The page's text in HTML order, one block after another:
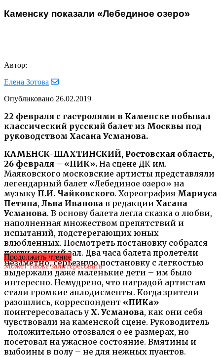
Каменску показали «Лебединое озеро»
Автор:
Елена Зотова
Опубликовано 26.02.2019
22 февраля с гастролями в Каменске побывал
классический русский балет из Москвы под
руководством Хасана Усманова.
КАМЕНСК-ШАХТИНСКИЙ, Ростовская область,
26 февраля – «ПИК». На сцене ДК им.
Маяковского московские артисты представляли
легендарный балет «Лебединое озеро» на
музыку П.И. Чайковского. Хореография Мариуса
Петипа, Льва Иванова в редакции Хасана
Усманова. В основу балета легла сказка о любви,
наполненная множеством препятствий и
испытаний, подстерегающих юных
влюбленных. Посмотреть постановку собрался
почти полный зал. Два часа балета пролетели
незаметно, серьезную постановку с легкостью
выдержали даже маленькие дети – им было
интересно. Немудрено, что наградой артистам
стали громкие аплодисменты. Когда зрители
разошлись, корреспондент «ПИКа»
поинтересовалась у Х. Усманова, как они себя
чувствовали на каменской сцене. Руководитель
положительно отозвался о ее размерах, но
посетовал на ужасное состояние. Вмятины и
выбоины в полу – не для нежных пуантов.
Продолжить чтение
Может также заинтересовать